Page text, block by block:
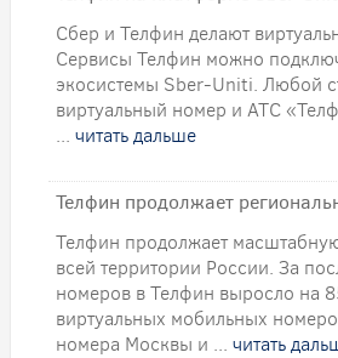
Сбер и Телфин делают
Сервисы Телфин можно
экосистемы Sber-Uniti. Любой
виртуальный номер и АТС
... читать дальше
Телфин продолжает
Телфин продолжает
всей территории России. За
номеров в Телфин выросло на
виртуальных мобильных
номера Москвы и ... читать